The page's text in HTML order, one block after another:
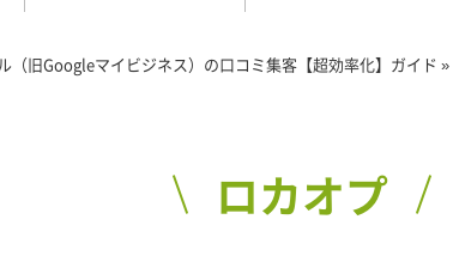
（旧Googleマイビジネス）の口コミ集客【超効率化】ガイド »
ロカオプ